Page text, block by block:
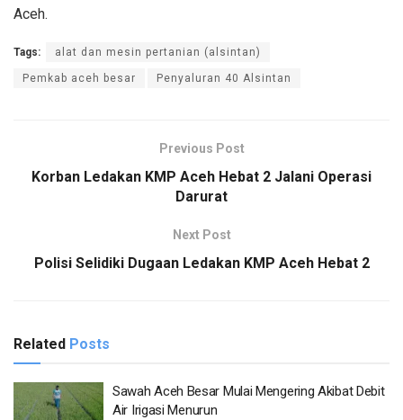
Aceh.
Tags: alat dan mesin pertanian (alsintan)
Pemkab aceh besar Penyaluran 40 Alsintan
Previous Post
Korban Ledakan KMP Aceh Hebat 2 Jalani Operasi
Darurat
Next Post
Polisi Selidiki Dugaan Ledakan KMP Aceh Hebat 2
Related Posts
Sawah Aceh Besar Mulai Mengering Akibat Debit
Air Irigasi Menurun